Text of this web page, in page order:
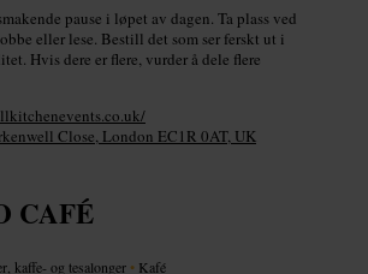
pause i løpet av dagen. Ta plass ved
eller lese. Bestill det som ser ferskt ut i
Hvis dere er flere, vurder å dele flere
Close, London EC1R 0AT, UK
CAFÉ
kaffe- og tesalonger • Kafé